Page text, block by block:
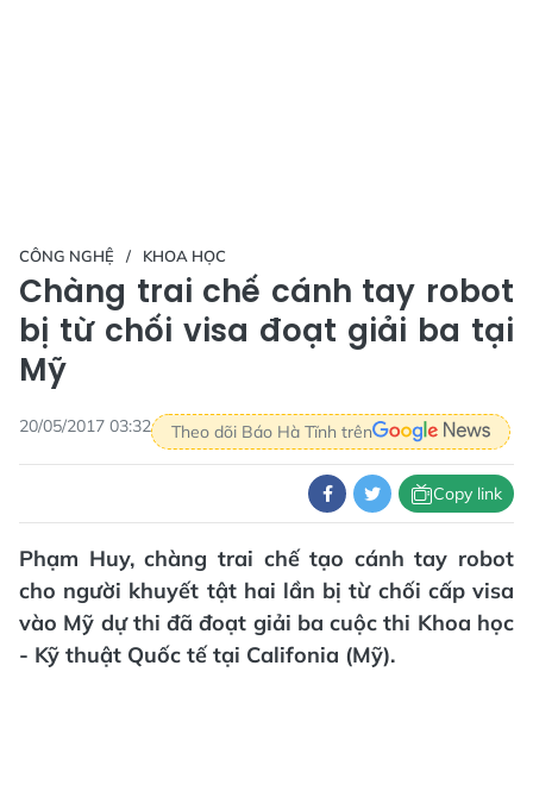
CÔNG NGHỆ KHOA HỌC
Chàng trai chế cánh tay robot
bị từ chối visa đoạt giải ba tại
Mỹ
20/05/2017 03:32 Theo dõi Báo Hà Tĩnh trên
Copy link
Phạm Huy, chàng trai chế tạo cánh tay robot
cho người khuyết tật hai lần bị từ chối cấp visa
vào Mỹ dự thi đã đoạt giải ba cuộc thi Khoa học
- Kỹ thuật Quốc tế tại Califonia (Mỹ).